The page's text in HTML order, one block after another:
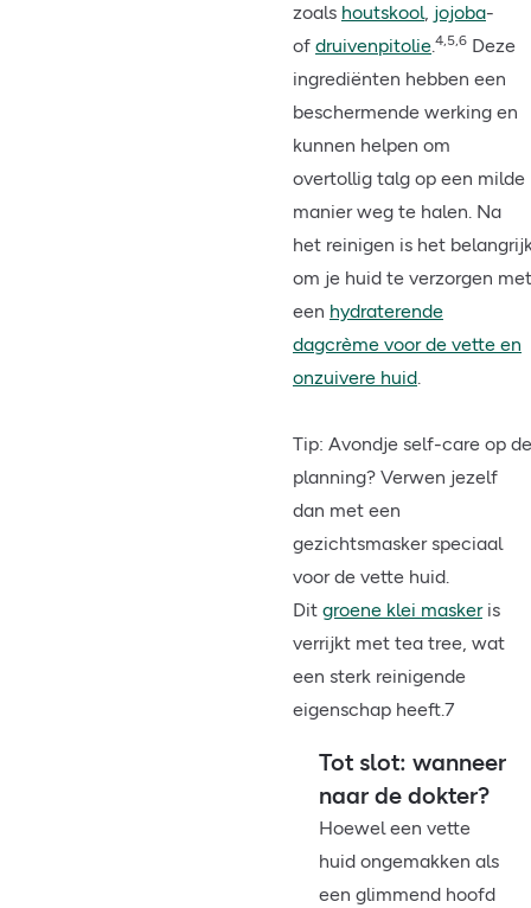
zoals houtskool, jojoba-
of druivenpitolie.4,5,6 Deze
ingrediënten hebben een
beschermende werking en
kunnen helpen om
overtollig talg op een milde
manier weg te halen. Na
het reinigen is het
om je huid te verzorgen met
een hydraterende
dagcrème voor de vette en
onzuivere huid.
Tip: Avondje self-care op de
planning? Verwen jezelf
dan met een
gezichtsmasker speciaal
voor de vette huid.
Dit groene klei maskeris
verrijkt met tea tree, wat
een sterk reinigende
eigenschap heeft.7
Tot slot: wanneer
naar de dokter?
Hoewel een vette
huid ongemakken als
een glimmend hoofd